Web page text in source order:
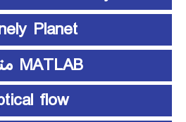
Planet
MATLAB متلب
flow